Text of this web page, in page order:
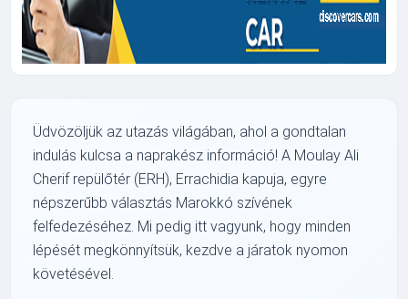
Üdvözöljük az utazás világában, ahol a gondtalan
indulás kulcsa a naprakész információ! A Moulay Ali
Cherif repülőtér (ERH), Errachidia kapuja, egyre
népszerűbb választás Marokkó szívének
felfedezéséhez. Mi pedig itt vagyunk, hogy minden
lépését megkönnyítsük, kezdve a járatok nyomon
követésével.